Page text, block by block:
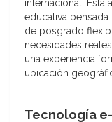
internacional. Esta
educativa
de posgrado
necesidades
una experiencia
ubicación
Tecnología